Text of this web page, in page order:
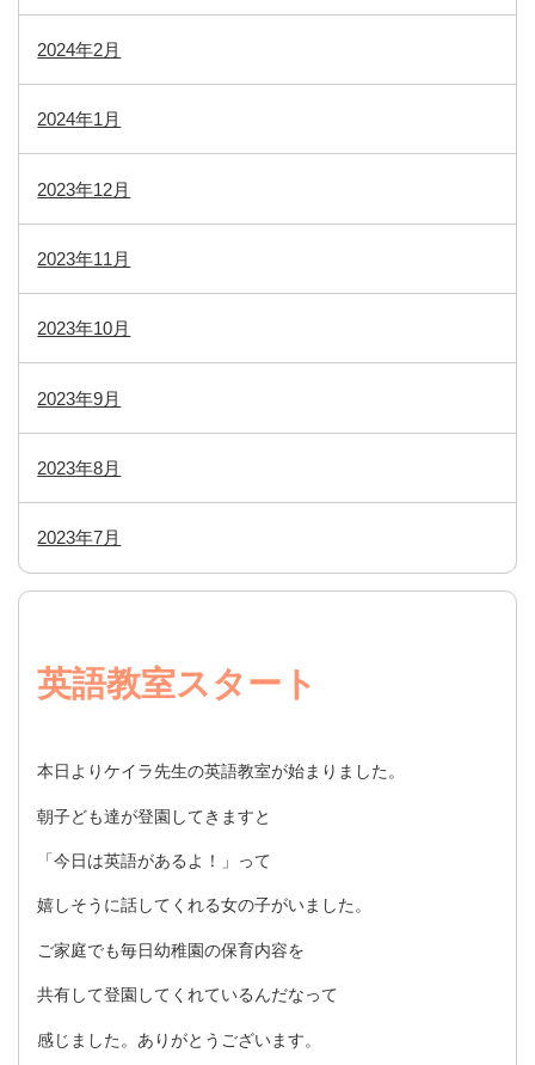
2024年2月
2024年1月
2023年12月
2023年11月
2023年10月
2023年9月
2023年8月
2023年7月
英語教室スタート
本日よりケイラ先生の英語教室が始まりました。
朝子ども達が登園してきますと
「今日は英語があるよ！」って
嬉しそうに話してくれる女の子がいました。
ご家庭でも毎日幼稚園の保育内容を
共有して登園してくれているんだなって
感じました。ありがとうございます。